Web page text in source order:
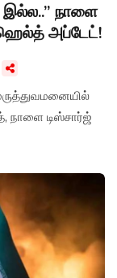
இல்ல..” நாளை
ஹெல்த் அப்டேட்!
நாளை டிஸ்சார்ஜ்